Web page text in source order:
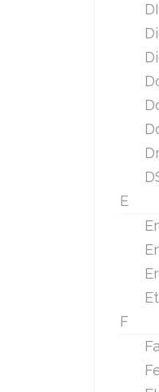
E
F